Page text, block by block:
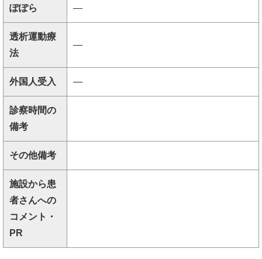
ぽぽら ―
透析運動療
法
―
外国人受入 ―
診察時間の
備考
その他備考
施設から患
者さんへの
コメント・
PR